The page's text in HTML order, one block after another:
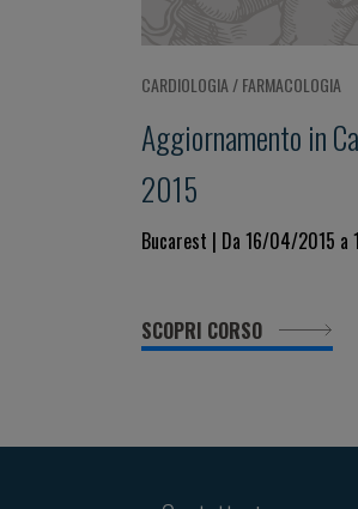
CARDIOLOGIA / FARMACOLOGIA
Aggiornamento in
2015
Bucarest | Da 16/04/2015 a
SCOPRI CORSO